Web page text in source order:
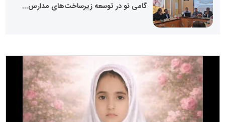
گامی نو در توسعه زیرساخت‌های مدارس...